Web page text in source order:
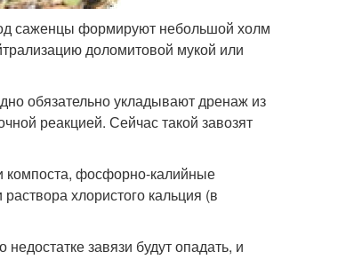
саженцы формируют небольшой холм
доломитовой мукой или
обязательно укладывают дренаж из
реакцией. Сейчас такой завозят
компоста, фосфорно-калийные
хлористого кальция (в
завязи будут опадать, и